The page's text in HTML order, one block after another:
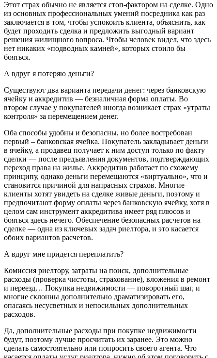
Этот страх обычно не является стоп-фактором на сделке. Одно
из основных профессиональных умений посредника как раз
заключается в том, чтобы успокоить клиента, объяснить, как
будет проходить сделка и предложить выгодный вариант
решения жилищного вопроса. Чтобы человек видел, что здесь
нет никаких «подводных камней», которых стоило бы
бояться.
А вдруг я потеряю деньги?
Существуют два варианта передачи денег: через банковскую
ячейку и аккредитив — безналичная форма оплаты. Во
втором случае у покупателей иногда возникает страх «утраты
контроля» за перемещением денег.
Оба способы удобны и безопасны, но более востребован
первый – банковская ячейка. Покупатель закладывает деньги
в ячейку, а продавец получает к ним доступ только по факту
сделки — после предъявления документов, подтверждающих
переход права на жилье. Аккредитив работает по схожему
принципу, однако деньги перемещаются «виртуально», что и
становится причиной для напрасных страхов. Многие
клиенты хотят увидеть на сделке живые деньги, поэтому и
предпочитают форму оплаты через банковскую ячейку, хотя в
целом сам инструмент аккредитива имеет ряд плюсов и
бояться здесь нечего. Обеспечение безопасных расчетов на
сделке — одна из ключевых задач риелтора, и это касается
обоих вариантов расчетов.
А вдруг мне придется переплатить?
Комиссия риелтору, затраты на поиск, дополнительные
расходы (проверка чистоты, страхование), вложения в ремонт
и переезд… Покупка недвижимости — поворотный шаг, и
многие склонны дополнительно драматизировать его,
опасаясь несусветных и непосильных дополнительных
расходов.
Да, дополнительные расходы при покупке недвижимости
будут, поэтому лучше просчитать их заранее. Это можно
сделать самостоятельно или попросить своего агента. Что